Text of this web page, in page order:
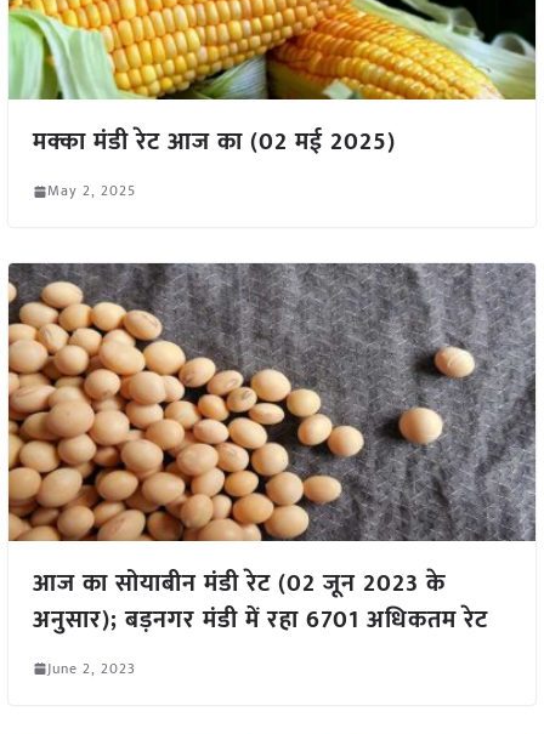
मक्का मंडी रेट आज का (02 मई 2025)
May 2, 2025
आज का सोयाबीन मंडी रेट (02 जून 2023 के
अनुसार); बड़नगर मंडी में रहा 6701 अधिकतम रेट
June 2, 2023